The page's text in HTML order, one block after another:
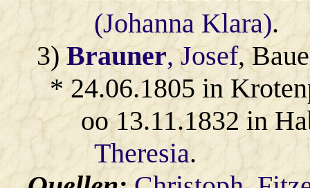
(Johanna Klara).
3)Brauner, Josef,
* 24.06.1805 in
oo 13.11.1832 in
Theresia.